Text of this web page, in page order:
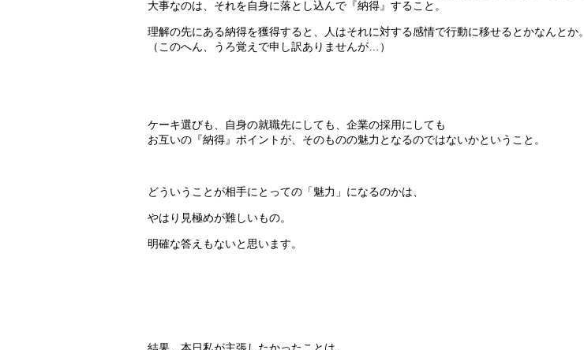
大事なのは、それを自身に落とし込んで『納得』すること。
理解の先にある納得を獲得すると、人はそれに対する感情で行動に移せるとかなんとか。
（このへん、うろ覚えで申し訳ありませんが…）
ケーキ選びも、自身の就職先にしても、企業の採用にしても
お互いの『納得』ポイントが、そのものの魅力となるのではないかということ。
どういうことが相手にとっての「魅力」になるのかは、
やはり見極めが難しいもの。
明確な答えもないと思います。